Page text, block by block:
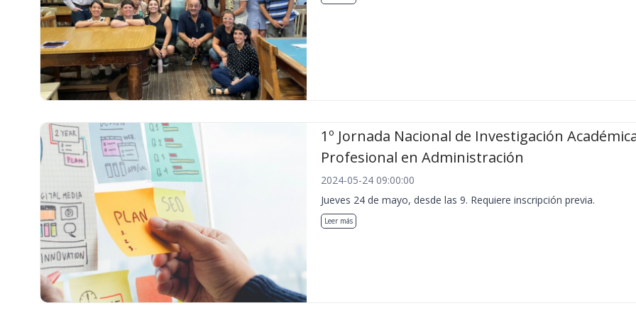
1º Jornada Nacional de Investigación
Profesional en Administración
2024-05-24 09:00:00
Jueves 24 de mayo, desde las 9. Requiere inscripción previa.
Leer más